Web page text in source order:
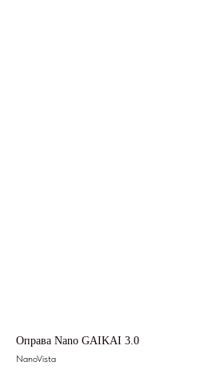
Оправа Nano GAIKAI 3.0
NanoVista